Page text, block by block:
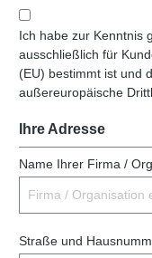
Ich habe zur Kenntnis
ausschließlich für
(EU) bestimmt ist und
außereuropäische
Ihre Adresse
Name Ihrer Firma /
Straße und